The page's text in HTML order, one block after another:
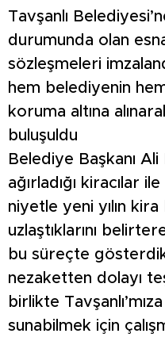
Tavşanlı
durumunda olan
sözleşmeleri
hem belediyenin
koruma altına
buluşuldu
Belediye Başkanı
ağırladığı kiracılar ile
niyetle yeni yılın
uzlaştıklarını
bu süreçte
nezaketten dolayı
birlikte
sunabilmek için